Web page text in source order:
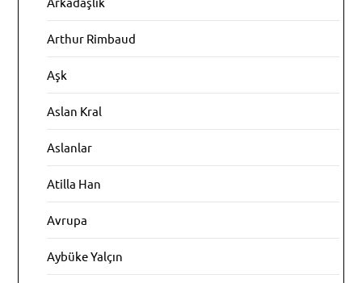
Arthur Rimbaud
Aşk
Aslan Kral
Aslanlar
Atilla Han
Avrupa
Aybüke Yalçın